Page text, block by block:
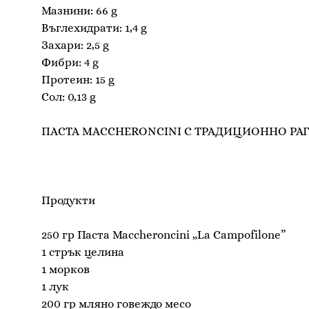
Мазнини: 66 g
Въглехидрати: 1,4 g
Захари: 2,5 g
Фибри: 4 g
Протеин: 15 g
Сол: 0,13 g
ПАСТА MACCHERONCINI С ТРАДИЦИОННО
Продукти
250 гр Паста Maccheroncini „La Campofilone”
1 стрък целина
1 морков
1 лук
200 гр мляно говеждо месо